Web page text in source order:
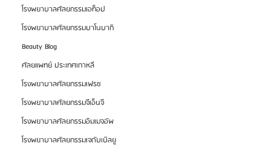
โรงพยาบาลศัลยกรรมเอท็อป
โรงพยาบาลศัลยกรรมบาโนบากิ
Beauty Blog
ศัลยแพทย์ ประเทศเกาหลี
โรงพยาบาลศัลยกรรมเฟรช
โรงพยาบาลศัลยกรรมจีเอ็นจี
โรงพยาบาลศัลยกรรมอิมเมจอัพ
โรงพยาบาลศัลยกรรมเจดับเบิลยู